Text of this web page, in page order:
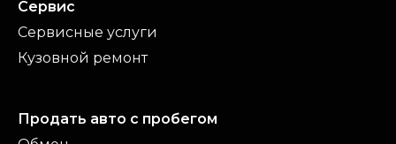
Сервис
Сервисные услуги
Кузовной ремонт
Продать авто с пробегом